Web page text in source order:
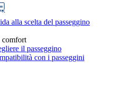
alla scelta del passeggino
comfort
il passeggino
con i passeggini